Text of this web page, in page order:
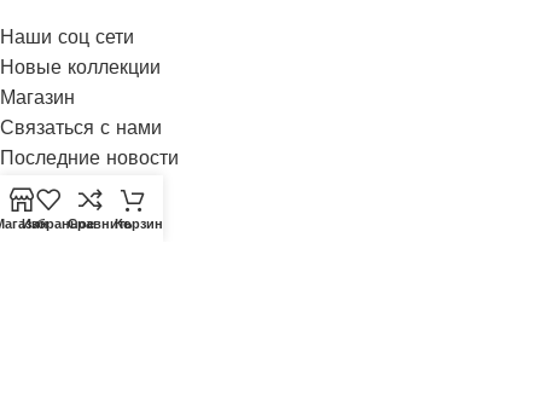
Наши соц сети
Новые коллекции
Магазин
Связаться с нами
Последние новости
ИзбранноеСравнитьКорзина